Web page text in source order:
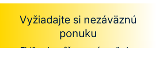
Vyžiadajte si nezáväznú
ponuku
Zistite, ako môže cenový monitoring